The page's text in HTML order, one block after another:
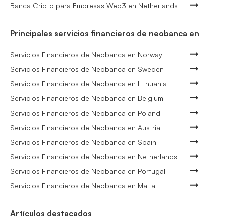
Banca Cripto para Empresas Web3 en Netherlands
Principales servicios financieros de neobanca en
Servicios Financieros de Neobanca en Norway
Servicios Financieros de Neobanca en Sweden
Servicios Financieros de Neobanca en Lithuania
Servicios Financieros de Neobanca en Belgium
Servicios Financieros de Neobanca en Poland
Servicios Financieros de Neobanca en Austria
Servicios Financieros de Neobanca en Spain
Servicios Financieros de Neobanca en Netherlands
Servicios Financieros de Neobanca en Portugal
Servicios Financieros de Neobanca en Malta
Artículos destacados